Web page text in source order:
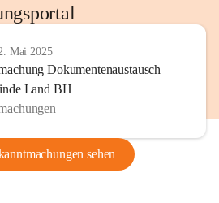
Mai 2025
Dokumentenaustausch
Land BH
sehen